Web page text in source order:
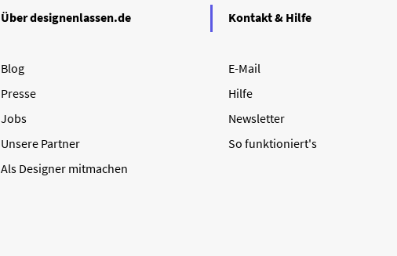
Über designenlassen.de
Blog
Presse
Jobs
Unsere Partner
Als Designer mitmachen
Kontakt & Hilfe
E-Mail
Hilfe
Newsletter
So funktioniert's